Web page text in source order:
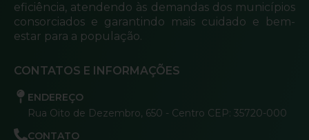
eficiência, atendendo às demandas dos municípios
consorciados e garantindo mais cuidado e bem-
estar para a população.
CONTATOS E INFORMAÇÕES
ENDEREÇO
Rua Oito de Dezembro, 650 - Centro CEP: 35720-000
CONTATO